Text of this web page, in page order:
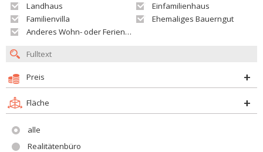
Landhaus
Einfamilienhaus
Familienvilla
Ehemaliges Bauerngut
Anderes Wohn- oder Ferienobjekt
Preis
Fläche
alle
Realitätenbüro